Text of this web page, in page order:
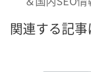
関連する記